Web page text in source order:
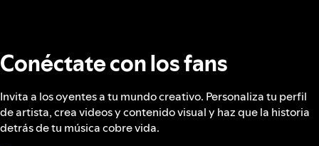
Conéctate con los fans
Invita a los oyentes a tu mundo creativo. Personaliza tu perfil
de artista, crea videos y contenido visual y haz que la historia
detrás de tu música cobre vida.